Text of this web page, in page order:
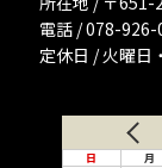
電話 / 078-926-
定休日 / 火曜日
日 月